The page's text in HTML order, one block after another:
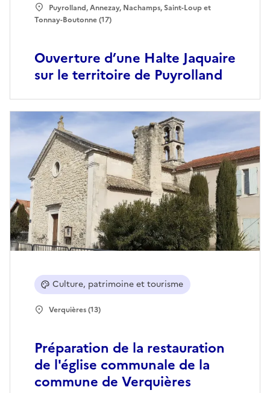
Ouverture d’une Halte Jaquaire
sur le territoire de Puyrolland
Puyrolland, Annezay, Nachamps, Saint-Loup et
Tonnay-Boutonne (17)
Préparation de la restauration
de l'église communale de la
commune de Verquières
Culture, patrimoine et tourisme
Verquières (13)